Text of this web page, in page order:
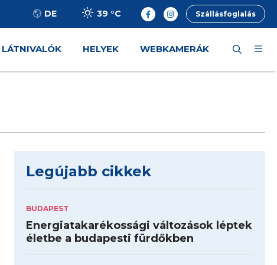
DE 39 °C Szállásfoglalás
LÁTNIVALÓK HELYEK WEBKAMERÁK
Legújabb cikkek
BUDAPEST
Energiatakarékossági változások léptek
életbe a budapesti fürdőkben